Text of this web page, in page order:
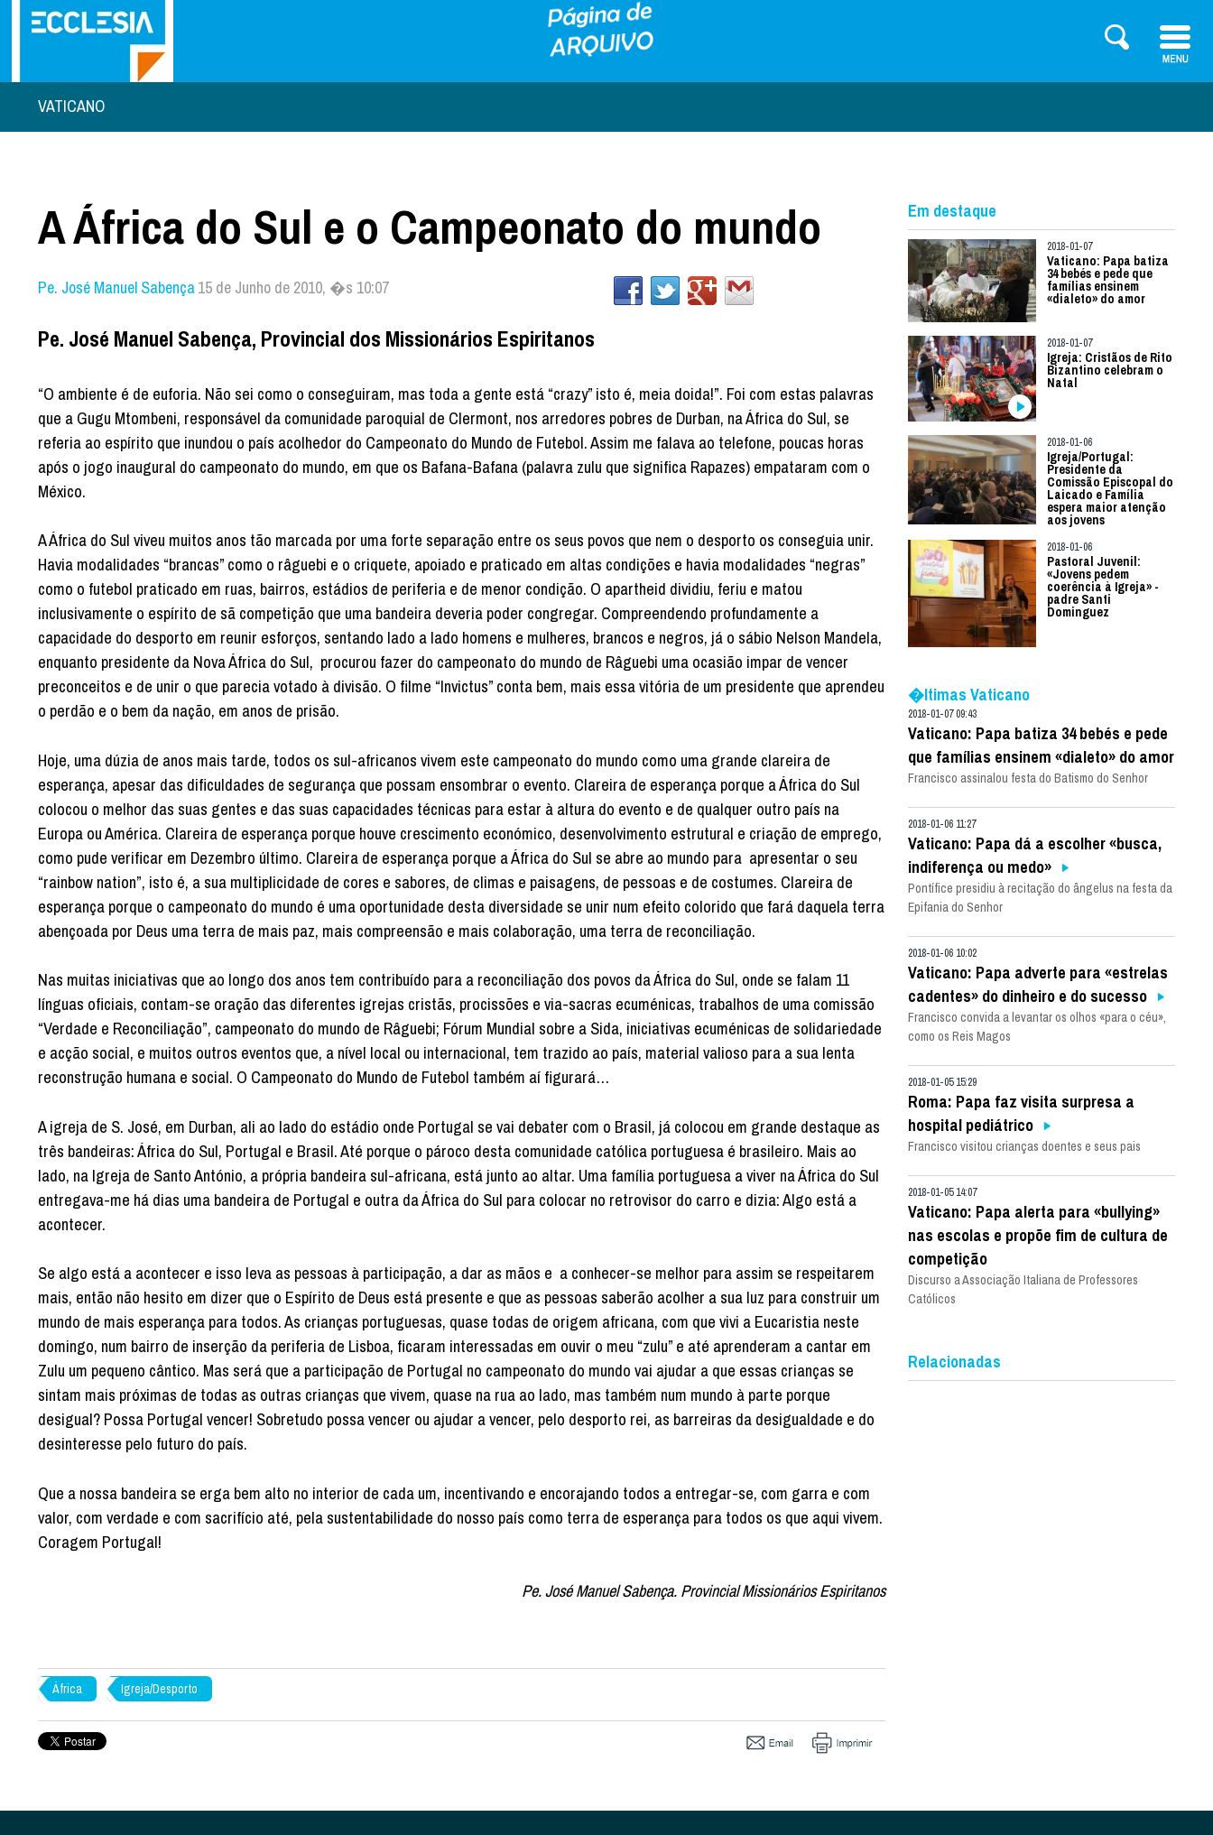
VATICANO
A África do Sul e o Campeonato do mundo
Pe. José Manuel Sabença15 de Junho de 2010, �s 10:07
Pe. José Manuel Sabença, Provincial dos Missionários Espiritanos
“O ambiente é de euforia. Não sei como o conseguiram, mas toda a gente está “crazy” isto é, meia doida!”. Foi com estas palavras
que a Gugu Mtombeni, responsável da comunidade paroquial de Clermont, nos arredores pobres de Durban, na África do Sul, se
referia ao espírito que inundou o país acolhedor do Campeonato do Mundo de Futebol. Assim me falava ao telefone, poucas horas
após o jogo inaugural do campeonato do mundo, em que os Bafana-Bafana (palavra zulu que significa Rapazes) empataram com o
México.
A África do Sul viveu muitos anos tão marcada por uma forte separação entre os seus povos que nem o desporto os conseguia unir.
Havia modalidades “brancas” como o râguebi e o criquete, apoiado e praticado em altas condições e havia modalidades “negras”
como o futebol praticado em ruas, bairros, estádios de periferia e de menor condição. O apartheid dividiu, feriu e matou
inclusivamente o espírito de sã competição que uma bandeira deveria poder congregar. Compreendendo profundamente a
capacidade do desporto em reunir esforços, sentando lado a lado homens e mulheres, brancos e negros, já o sábio Nelson Mandela,
enquanto presidente da Nova África do Sul, procurou fazer do campeonato do mundo de Râguebi uma ocasião impar de vencer
preconceitos e de unir o que parecia votado à divisão. O filme “Invictus” conta bem, mais essa vitória de um presidente que aprendeu
o perdão e o bem da nação, em anos de prisão.
Hoje, uma dúzia de anos mais tarde, todos os sul-africanos vivem este campeonato do mundo como uma grande clareira de
esperança, apesar das dificuldades de segurança que possam ensombrar o evento. Clareira de esperança porque a África do Sul
colocou o melhor das suas gentes e das suas capacidades técnicas para estar à altura do evento e de qualquer outro país na
Europa ou América. Clareira de esperança porque houve crescimento económico, desenvolvimento estrutural e criação de emprego,
como pude verificar em Dezembro último. Clareira de esperança porque a África do Sul se abre ao mundo para apresentar o seu
“rainbow nation”, isto é, a sua multiplicidade de cores e sabores, de climas e paisagens, de pessoas e de costumes. Clareira de
esperança porque o campeonato do mundo é uma oportunidade desta diversidade se unir num efeito colorido que fará daquela terra
abençoada por Deus uma terra de mais paz, mais compreensão e mais colaboração, uma terra de reconciliação.
Nas muitas iniciativas que ao longo dos anos tem contribuído para a reconciliação dos povos da África do Sul, onde se falam 11
línguas oficiais, contam-se oração das diferentes igrejas cristãs, procissões e via-sacras ecuménicas, trabalhos de uma comissão
“Verdade e Reconciliação”, campeonato do mundo de Râguebi; Fórum Mundial sobre a Sida, iniciativas ecuménicas de solidariedade
e acção social, e muitos outros eventos que, a nível local ou internacional, tem trazido ao país, material valioso para a sua lenta
reconstrução humana e social. O Campeonato do Mundo de Futebol também aí figurará…
A igreja de S. José, em Durban, ali ao lado do estádio onde Portugal se vai debater com o Brasil, já colocou em grande destaque as
três bandeiras: África do Sul, Portugal e Brasil. Até porque o pároco desta comunidade católica portuguesa é brasileiro. Mais ao
lado, na Igreja de Santo António, a própria bandeira sul-africana, está junto ao altar. Uma família portuguesa a viver na África do Sul
entregava-me há dias uma bandeira de Portugal e outra da África do Sul para colocar no retrovisor do carro e dizia: Algo está a
acontecer.
Se algo está a acontecer e isso leva as pessoas à participação, a dar as mãos e a conhecer-se melhor para assim se respeitarem
mais, então não hesito em dizer que o Espírito de Deus está presente e que as pessoas saberão acolher a sua luz para construir um
mundo de mais esperança para todos. As crianças portuguesas, quase todas de origem africana, com que vivi a Eucaristia neste
domingo, num bairro de inserção da periferia de Lisboa, ficaram interessadas em ouvir o meu “zulu” e até aprenderam a cantar em
Zulu um pequeno cântico. Mas será que a participação de Portugal no campeonato do mundo vai ajudar a que essas crianças se
sintam mais próximas de todas as outras crianças que vivem, quase na rua ao lado, mas também num mundo à parte porque
desigual? Possa Portugal vencer! Sobretudo possa vencer ou ajudar a vencer, pelo desporto rei, as barreiras da desigualdade e do
desinteresse pelo futuro do país.
Que a nossa bandeira se erga bem alto no interior de cada um, incentivando e encorajando todos a entregar-se, com garra e com
valor, com verdade e com sacrifício até, pela sustentabilidade do nosso país como terra de esperança para todos os que aqui vivem.
Coragem Portugal!
Pe. José Manuel Sabença. Provincial Missionários Espiritanos
África Igreja/Desporto
Em destaque
2018-01-07
Vaticano: Papa batiza
34 bebés e pede que
famílias ensinem
«dialeto» do amor
2018-01-07
Igreja: Cristãos de Rito
Bizantino celebram o
Natal
2018-01-06
Igreja/Portugal:
Presidente da
Comissão Episcopal do
Laicado e Família
espera maior atenção
aos jovens
2018-01-06
Pastoral Juvenil:
«Jovens pedem
coerência à Igreja» -
padre Santi
Dominguez
�ltimas Vaticano
2018-01-07 09:43
Vaticano: Papa batiza 34 bebés e pede
que famílias ensinem «dialeto» do amor
Francisco assinalou festa do Batismo do Senhor
2018-01-06 11:27
Vaticano: Papa dá a escolher «busca,
indiferença ou medo»
Pontífice presidiu à recitação do ângelus na festa da
Epifania do Senhor
2018-01-06 10:02
Vaticano: Papa adverte para «estrelas
cadentes» do dinheiro e do sucesso
Francisco convida a levantar os olhos «para o céu»,
como os Reis Magos
2018-01-05 15:29
Roma: Papa faz visita surpresa a
hospital pediátrico
Francisco visitou crianças doentes e seus pais
2018-01-05 14:07
Vaticano: Papa alerta para «bullying»
nas escolas e propõe fim de cultura de
competição
Discurso a Associação Italiana de Professores
Católicos
Relacionadas